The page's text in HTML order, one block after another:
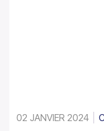
02 JANVIER 2024